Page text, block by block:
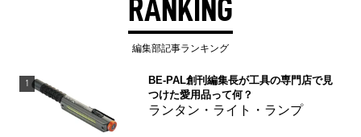
RANKING
編集部記事ランキング
1
BE-PAL創刊編集長が工具の専門店で見
つけた愛用品って何？
ランタン・ライト・ランプ